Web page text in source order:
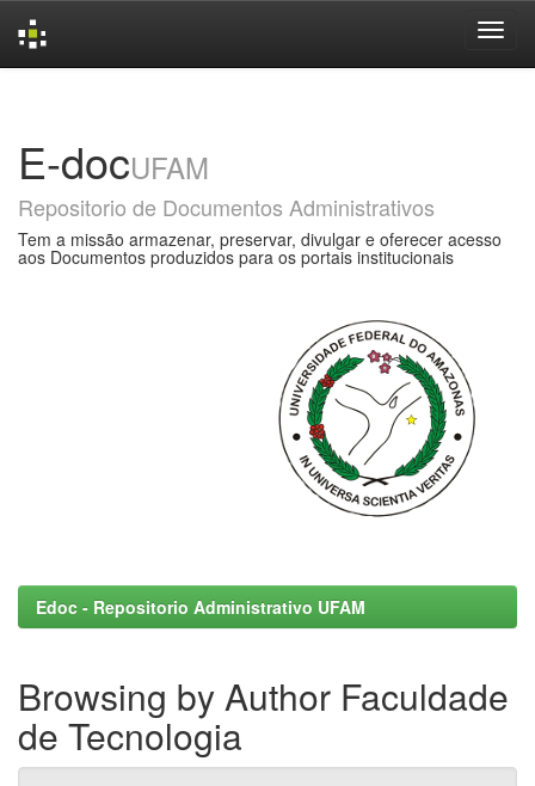
E-docUFAM
Repositorio de Documentos Administrativos
Tem a missão armazenar, preservar, divulgar e oferecer acesso
aos Documentos produzidos para os portais institucionais
Edoc - Repositorio Administrativo UFAM
Browsing by Author Faculdade
de Tecnologia